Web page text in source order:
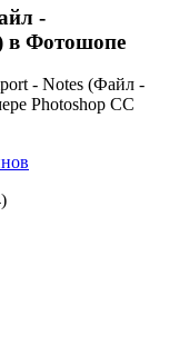
-
в Фотошопе
- Notes (Файл -
Photoshop CC